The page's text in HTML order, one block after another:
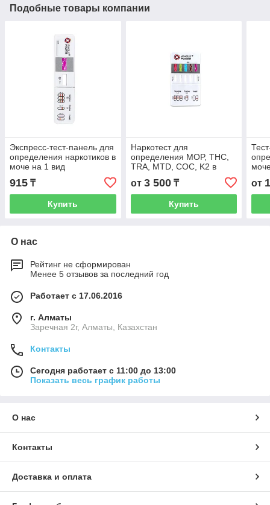
Подобные товары компании
Экспресс-тест-панель для
определения наркотиков в
моче на 1 вид
915 ₸
Купить
Наркотест для
определения MOP, THC,
TRA, MTD, COC, K2 в
от 3 500₸
Купить
от
О нас
Рейтинг не сформирован
Менее 5 отзывов за последний год
Работает с 17.06.2016
г. Алматы
Заречная 2г, Алматы, Казахстан
Контакты
Сегодня работает с 11:00 до 13:00
Показать весь график работы
О нас
Контакты
Доставка и оплата